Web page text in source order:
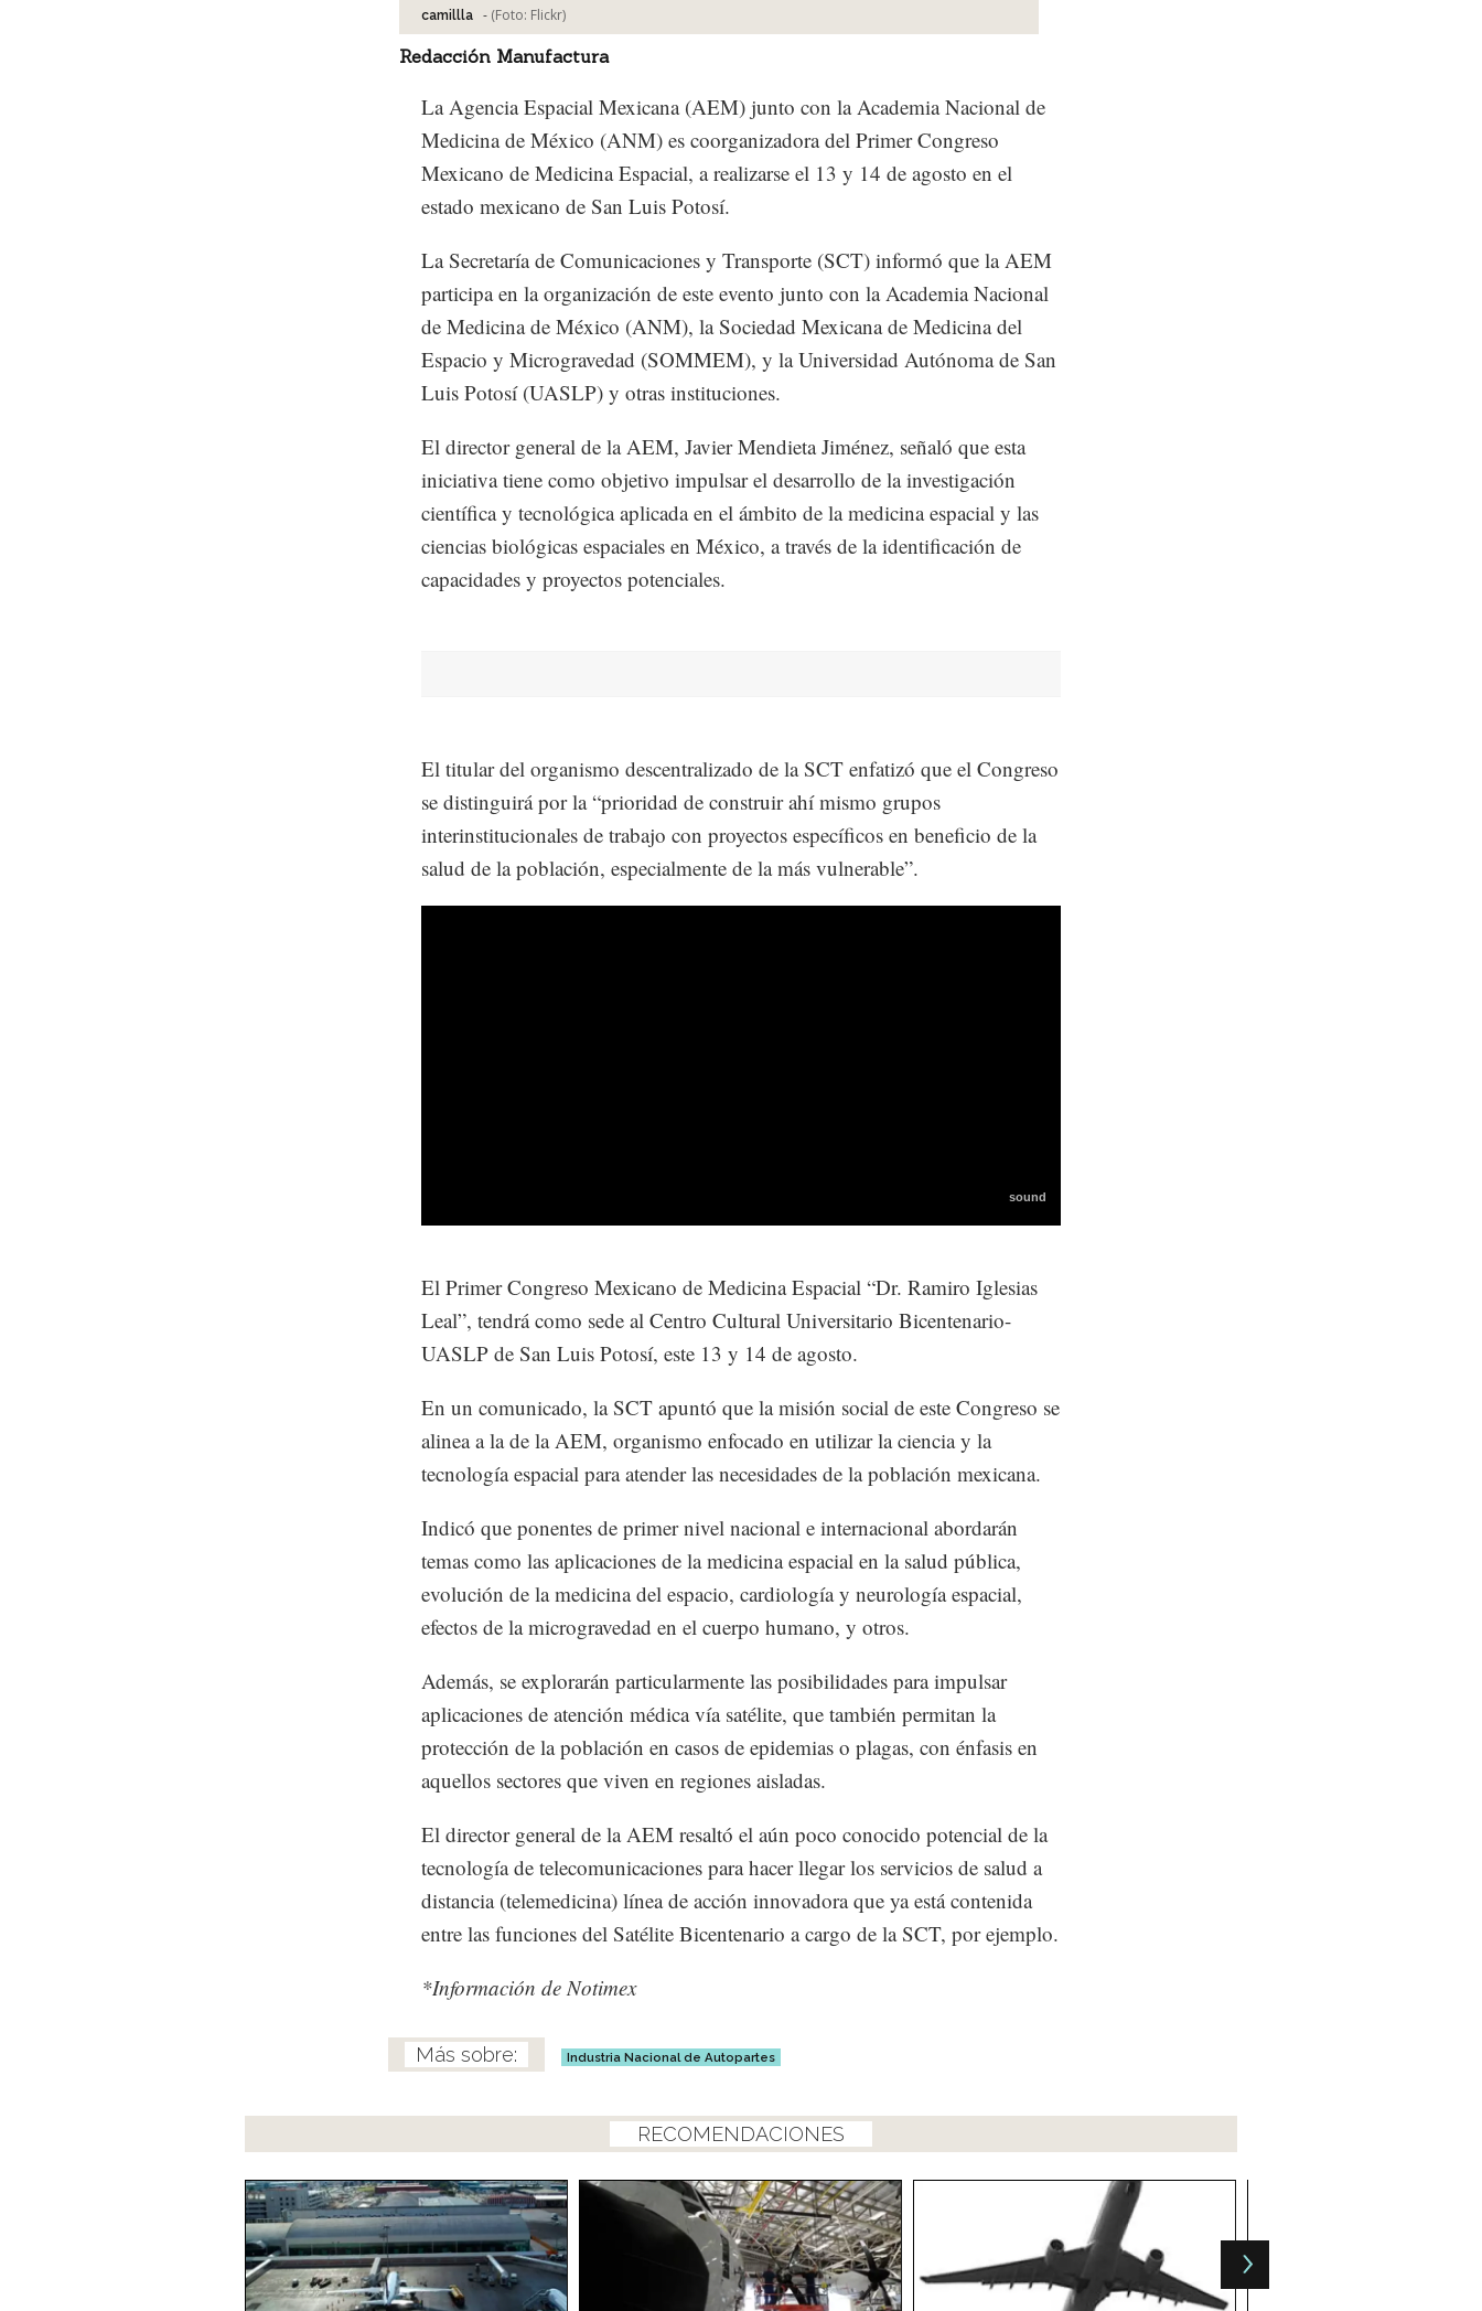
camillla - (Foto: Flickr)
Redacción Manufactura
La Agencia Espacial Mexicana (AEM) junto con la Academia Nacional de
Medicina de México (ANM) es coorganizadora del Primer Congreso
Mexicano de Medicina Espacial, a realizarse el 13 y 14 de agosto en el
estado mexicano de San Luis Potosí.
La Secretaría de Comunicaciones y Transporte (SCT) informó que la AEM
participa en la organización de este evento junto con la Academia Nacional
de Medicina de México (ANM), la Sociedad Mexicana de Medicina del
Espacio y Microgravedad (SOMMEM), y la Universidad Autónoma de San
Luis Potosí (UASLP) y otras instituciones.
El director general de la AEM, Javier Mendieta Jiménez, señaló que esta
iniciativa tiene como objetivo impulsar el desarrollo de la investigación
científica y tecnológica aplicada en el ámbito de la medicina espacial y las
ciencias biológicas espaciales en México, a través de la identificación de
capacidades y proyectos potenciales.
El titular del organismo descentralizado de la SCT enfatizó que el Congreso
se distinguirá por la “prioridad de construir ahí mismo grupos
interinstitucionales de trabajo con proyectos específicos en beneficio de la
salud de la población, especialmente de la más vulnerable”.
El Primer Congreso Mexicano de Medicina Espacial “Dr. Ramiro Iglesias
Leal”, tendrá como sede al Centro Cultural Universitario Bicentenario-
UASLP de San Luis Potosí, este 13 y 14 de agosto.
En un comunicado, la SCT apuntó que la misión social de este Congreso se
alinea a la de la AEM, organismo enfocado en utilizar la ciencia y la
tecnología espacial para atender las necesidades de la población mexicana.
Indicó que ponentes de primer nivel nacional e internacional abordarán
temas como las aplicaciones de la medicina espacial en la salud pública,
evolución de la medicina del espacio, cardiología y neurología espacial,
efectos de la microgravedad en el cuerpo humano, y otros.
Además, se explorarán particularmente las posibilidades para impulsar
aplicaciones de atención médica vía satélite, que también permitan la
protección de la población en casos de epidemias o plagas, con énfasis en
aquellos sectores que viven en regiones aisladas.
El director general de la AEM resaltó el aún poco conocido potencial de la
tecnología de telecomunicaciones para hacer llegar los servicios de salud a
distancia (telemedicina) línea de acción innovadora que ya está contenida
entre las funciones del Satélite Bicentenario a cargo de la SCT, por ejemplo.
*Información de Notimex
Industria Nacional de Autopartes
RECOMENDACIONES